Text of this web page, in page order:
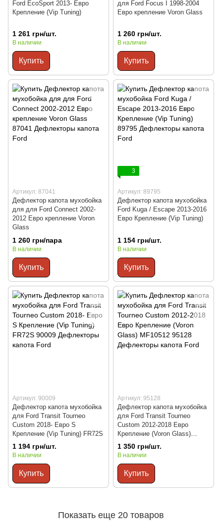
Ford EcoSport 2013- Евро
Крепление (Vip Tuning)
1 261 грн/шт.
В наличии
Купить
для Ford Focus I 1998-2004
Евро крепление Voron Glass
1 260 грн/шт.
В наличии
Купить
Артикул: 87041
Дефлектор капота мухобойка
для для Ford Connect 2002-
2012 Евро крепление Voron
Glass
1 260 грн/пара
В наличии
Купить
3
Артикул: 89795
Дефлектор капота мухобойка
Ford Kuga / Escape 2013-2016
Евро Крепление (Vip Tuning)
1 154 грн/шт.
В наличии
Купить
Артикул: 90009
Дефлектор капота мухобойка
для Ford Transit Tourneo
Custom 2018- Евро S
Крепление (Vip Tuning) FR72S
1 194 грн/шт.
В наличии
Купить
Артикул: 95128
Дефлектор капота мухобойка
для Ford Transit Tourneo
Custom 2012-2018 Евро
Крепление (Voron Glass)
MF10512
1 350 грн/шт.
В наличии
Купить
Показать еще 20 товаров